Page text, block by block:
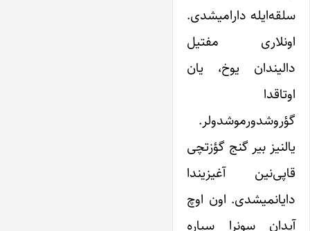
سلقه‌ایله دارامیشدی.
اونلاری مفتیل
دالیندان یوخ، یان
اوتاقدا
گؤروشدورموشدولر.
یالنیز بیر گنج گؤزتچی
قاپی‌نین آغیزیندا
دایانمیشدی. اون اوچ
آیدان سونرا سیاره